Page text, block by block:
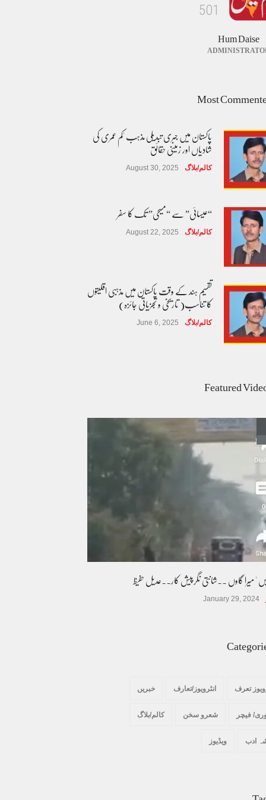
1
0
5
Hum Daise
Most
پاکستان میں جبری تبدیلی مذہب 'کم عمری کی
شادیاں اور زمینی حقائق
کالم/بلاگ August 30, 2025
“عیسائی” سے “مسیحی” تک کا سفر
کالم/بلاگ August 22, 2025
تقسیم ہند کے وقت پاکستان میں مذہبی اقلیتوں
کا تناسب( تاریخی و تجزیاتی جائزہ)
کالم/بلاگ June 6, 2025
بیٹیاں
پسند کی شادیوں کا بڑھتا ہوا رجحان اور راولپنڈی
کی یوسیز میں اندارج پر پابندی ایک نیا تنازعہ
کالم/بلاگ October 14, 2025
Featured
' میرا گاوں ۔۔شانتی نگرپیش کار۔۔عدیل حفیظ
January 29, 2024
تعرف انٹرویوز/تعارف خبریں
فیچر شعرو سخن کالم/بلاگ
ادب ویڈیوز